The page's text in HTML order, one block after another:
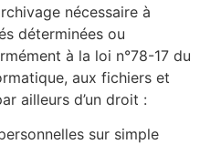
nécessaire à
déterminées ou
à la loi n°78-17 du
aux fichiers et
ailleurs d’un droit :
sur simple